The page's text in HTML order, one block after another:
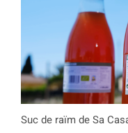
Suc de raïm de Sa